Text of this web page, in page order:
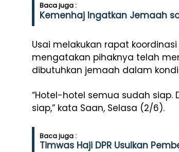
Baca juga :
Kemenhaj Ingatkan Jemaah
Usai melakukan rapat
mengatakan pihaknya telah
dibutuhkan jemaah dalam
“Hotel-hotel semua sudah
siap,” kata Saan, Selasa (2/6).
Baca juga :
Timwas Haji DPR Usulkan